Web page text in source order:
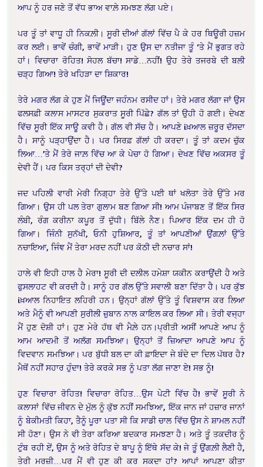
ਆਪ ਨੂੰ ਹਰ ਜਣੇ ਤੋਂ ਵੱਧ ਭਾਅ ਵਾਲ਼ੇ ਸਮਝਣ ਲੱਗ ਪਏ।
ਪਰ ਤੂੰ ਤਾਂ ਵਾਧੂ ਹੀ ਨਿਕਲ਼ੀ। ਸੂਰੀ ਦੀਆਂ ਗੱਲਾਂ ਵਿੱਚ ਪੈ ਕੇ ਹਰ ਥਿਊਰੀ ਹਜ਼ਮ
ਕਰ ਲਈ। ਭਾਵੇਂ ਚੰਗੀ, ਭਾਵੇਂ ਮਾੜੀ। ਹੁਣ ਉਸ ਦਾ ਨਤੀਜਾ ਤੂੰ ‘ਤੇ ਮੈਂ ਭੁਗਤ ਰਹੇ
ਹਾਂ। ਵਿਚਾਰਾ ਰੋਹਿਤ! ਸੋਹਲ ਬੱਚਾ! ਸਾਡੇ…ਨਹੀਂ! ਉਹ ਤੇਰੇ ਤਜਰਬੇ ਦੀ ਬਲੀ
ਚੜ੍ਹ ਗਿਆ! ਤੇਰੇ ਖਹਿੜਾ ਦਾ ਸ਼ਿਕਾਰ!
ਤੇਰੇ ਮਗਰ ਲੱਗ ਕੇ ਹੁਣ ਮੈਂ ਜਿਊਂਦਾ ਜਹੰਨਮ ਰਸੀਦ ਹਾਂ। ਤੇਰੇ ਮਗਰ ਲੱਗਾ ਜਾਂ ਉਸ
ਫਲਸਫ਼ੀ ਕਲਾਸ ਮਾਸਟਰ ਸੁਕਰਾਤ ਸੂਰੀ ਪਿੱਛੇ? ਗੱਲ ਤਾਂ ਉਹੀ ਹੋ ਗਈ। ਦੇਖਣ
ਵਿੱਚ ਸੂਰੀ ਇੱਕ ਸਾਊ ਕਵੀ ਹੈ। ਗੱਲ ਵੀ ਸੱਚ ਹੈ। ਆਪਣੇ iਖ਼ਆਲ ਜ਼ਰੂਰ ਦੱਸਦਾ
ਹੈ। ਸਾਨੂੰ ਪੜ੍ਹਾਉਂਦਾ ਹੈ। ਪਰ ਸਿਰਫ਼ ਗੱਲਾਂ ਹੀ ਕਰਦਾ। ਤੂੰ ਤਾਂ ਕਦਮ ਚੁੱਕ
ਲਿਆ…’ਤੇ ਮੈਂ ਤੇਰੇ ਜਾਲ਼ ਵਿੱਚ ਆ ਕੇ ਪੇਚਾ ਹੋ ਗਿਆ। ਦੇਖਣ ਵਿੱਚ ਅਕਸਰ ਤੂੰ
ਦੇਵੀ ਹੈਂ। ਪਰ ਕਿਸ ਤਰ੍ਹਾਂ ਦੀ ਦੇਵੀ?
ਜਦ ਪਹਿਲੀ ਵਾਰੀ ਮੇਰੀ ਨਿਗ੍ਹਾ ਤੇਰੇ ਉੱਤੇ ਪਈ ਥਾਂ ਖਲੋਤਾ ਤੇਰੇ ਉੱਤੇ ਮਰ
ਗਿਆ। ਉਸ ਹੀ ਪਲ ਤੇਰਾ ਗੁਲਾਮ ਬਣ ਗਿਆ ਸੀ! ਆਮ ਪੰਜਾਬਣ ਤੋਂ ਇੱਕ ਸਿਰ
ਲੰਬੀ, ਰੰਗ ਕਰੀਨਾ ਕਪੂਰ ਤੋਂ ਦੁੱਧੀ। ਬਿੱਲੇ ਨੈਣ। ਪਿਆਰ ਇੱਕ ਦਮ ਹੀ ਹੋ
ਗਿਆ। ਜਿੰਨੀ ਸੁਨੱਖੀ, ਓਨੀ ਹੁਸ਼ਿਆਰ, ਤੂੰ ਤਾਂ ਆਪਣੀਆਂ ਉਂਗਲ਼ਾਂ ਉੱਤੇ
ਨਚਾਇਆ, ਜਿੰਞ ਮੈਂ ਤੇਰਾ ਮਰਦ ਨਹੀਂ ਪਰ ਕੋਠੀ ਦੀ ਨਚਾਰ ਸਾਂ!
ਹਾਲੇ ਵੀ ਇਹੀ ਹਾਲ ਹੈ ਮੇਰਾ! ਸੂਰੀ ਦੀ ਦਲੀਲ ਹਮੇਸ਼ਾ ਯਕੀਨ ਕਰਾਉਂਦੀ ਹੈ ਅਤੇ
ਫੁਸਲਾਹਟ ਵੀ ਕਰਦੀ ਹੈ। ਸਾਨੂੰ ਹਰ ਗੱਲ ਉੱਤੇ ਸਵਾਲੀ ਬਣਾ ਦਿੱਤਾ ਹੈ। ਪਰ ਕੁੱਝ
iਖ਼ਆਲ ਨਿਹਾਇਤ ਲਹਿਰੀ ਹਨ। ਉਨ੍ਹਾਂ ਗੱਲਾਂ ਉੱਤੇ ਤੂੰ ਵਿਸ਼ਵਾਸ ਕਰ ਲਿਆ
ਅਤੇ ਮੈਨੂੰ ਵੀ ਆਪਣੀ ਸੁਰੀਲੀ ਜ਼ੁਬਾਨ ਨਾਲ ਕਾਇਲ ਕਰ ਲਿਆ ਸੀ। ਤੇਰੀ ਵਜ੍ਹਾ
ਮੈਂ ਹੁਣ ਦੋਸ਼ੀ ਹਾਂ। ਹੁਣ ਮੇਰੇ ਹੱਥ ਵੀ ਮੈਲ਼ੇ ਹਨ।ਪ੍ਰੀਤੀ ਅਸੀਂ ਆਪਣੇ ਆਪ ਨੂੰ
ਆਮ ਆਦਮੀ ਤੋਂ ਅਲੱਗ ਸਮਝਿਆ। ਉਨ੍ਹਾਂ ਤੋਂ ਜ਼ਿਆਦਾ ਆਪਣੇ ਆਪ ਨੂੰ
ਵਿਦਵਾਨ ਸਮਝਿਆ। ਪਰ ਬੁੱਧੀ ਬਲ ਦਾ ਕੀ ਫ਼ਾਇਦਾ ਜੇ ਬੰਦੇ ਦਾ ਦਿਲ ਪੱਥਰ ਹੈ?
ਮੈਥੋਂ ਨਹੀਂ ਸਹਾਰ ਹੁੰਦਾ! ਤੇਰੇ ਕਰਕੇ ਸਭ ਨੂੰ ਪਤਾ ਲੱਗ ਜਾਣਾ ਏ! ਸਭ ਨੂੰ!
ਹੁਣ ਵਿਚਾਰਾ ਰੋਹਿਤ! ਵਿਚਾਰਾ ਰੋਹਿਤ…ਉਸ ਪੇਟੀ ਵਿੱਚ ਹੈ! ਭਾਵੇਂ ਸੂਰੀ ਨੇ
ਕਲਾਸਾਂ ਵਿੱਚ ਜੀਵਨ ਦੇ ਮੁੱਲ ਨੂੰ ਕੁੱਝ ਨਹੀਂ ਸਮਝਿਆ, ਇੱਕ ਜਾਨ ਜਾਂ ਹਜ਼ਾਰ ਜਾਨਾਂ
ਨੂੰ ਬੇਕੀਮਤੀ ਕਿਹਾ, ਤੈਨੂੰ ਪੂਰਾ ਪਤਾ ਸੀ ਕਿ ਸਾਡੀ ਚਾਲ ਵਿੱਚ ਉਸ ਨੇ ਸ਼ਾਮਲ ਨਹੀਂ
ਸੀ ਹੋਣਾ। ਉਸ ਨੇ ਵੀ ਤੇਰਾ ਕਰਿਆ ਬਦਕਾਰ ਸਮਝਣਾ ਹੈ। ਅਤੇ ਤੂੰ ਤਕਦੀਰ ਨੂੰ
ਟੁੰਬ ਰਹੀ ਏਂ, ਉਸ ਨੂੰ ਅਤੇ ਰੋਹਿਤ ਦੇ ਬਾਪੂ ਨੂੰ ਇੱਥੇ ਸੱਦ ਕੇ! ਜੇ ਤੂੰ ਉਂਗਲ਼ੀ ਲੈਣੀ ਹੈ,
ਤੇਰੀ ਮਰਜ਼ੀ…ਪਰ ਮੈਂ ਵੀ ਹੁਣ ਕੀ ਕਰ ਸਕਦਾ ਹਾਂ? ਆਪਾਂ ਆਪਣਾ ਕੀਤਾ